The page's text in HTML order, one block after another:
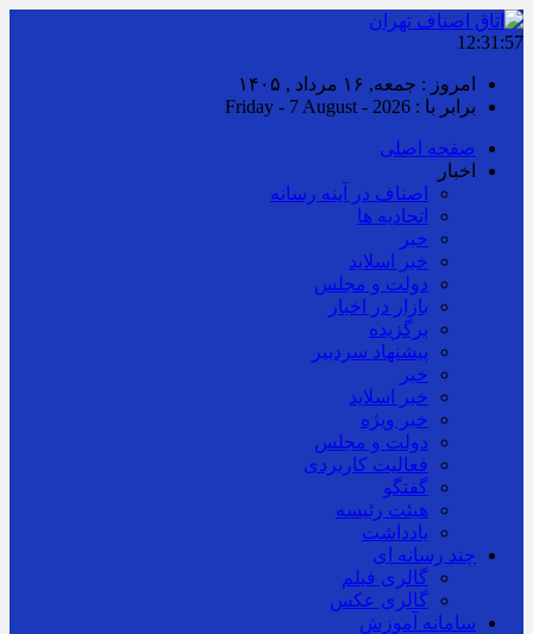
12:31:58
امروز : جمعه, ۱۶ مرداد , ۱۴۰۵
برابر با : Friday - 7 August - 2026
صفحه اصلی
اخبار
اصناف در آینه رسانه
اتحادیه ها
خبر
خبر اسلايد
دولت و مجلس
بازار در اخبار
برگزیده
پیشنهاد سردبیر
خبر
خبر اسلايد
خبر ویژه
دولت و مجلس
فعالیت کاربردی
گفتگو
هیئت رئیسه
یادداشت
چند رسانه ای
گالری فیلم
گالری عکس
سامانه آموزش